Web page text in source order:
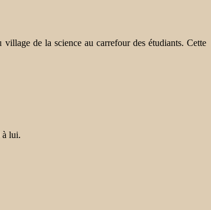
de la science au carrefour des étudiants. Cette
à lui.